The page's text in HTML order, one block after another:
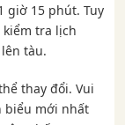
giờ 15 phút. Tuy
tra lịch
tàu.
thay đổi. Vui
biểu mới nhất